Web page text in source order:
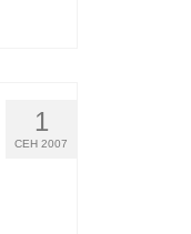
1
СЕН 2007